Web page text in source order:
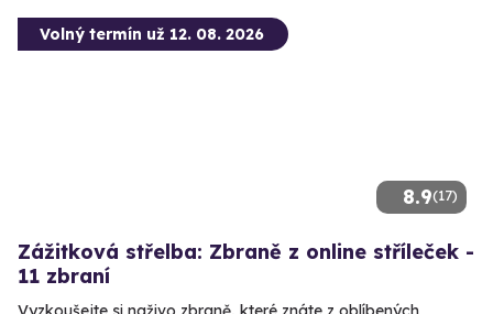
8.9(17)
Volný termín už 12. 08. 2026
Zážitková střelba: Zbraně z online stříleček -
11 zbraní